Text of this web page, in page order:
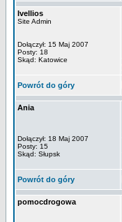
Ivellios
Site Admin
Dołączył: 15 Maj 2007
Posty: 18
Skąd: Katowice
Powrót do góry
Ania
Dołączył: 18 Maj 2007
Posty: 15
Skąd: Słupsk
Powrót do góry
pomocdrogowa